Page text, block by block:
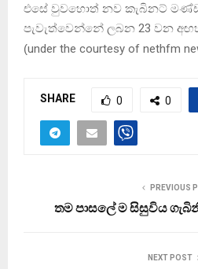
එසේ වුවහොත් නව කැබිනට්
පැවැත්වෙන්නේ ලබන 23 වන
(under the courtesy of nethfm
SHARE 0 0
PREVIOUS
තම පාසලේ ම සිසුවිය
NEXT POST